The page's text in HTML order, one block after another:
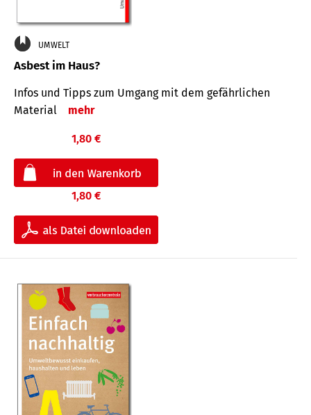
UMWELT
Asbest im Haus?
Infos und Tipps zum Um­gang mit dem ge­fähr­lichen
Mate­rial
mehr
1,80 €
1,80 €